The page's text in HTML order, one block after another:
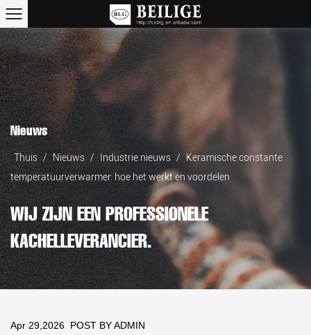
Nieuws
Thuis / Nieuws / Industrie nieuws /
Keramische constante
temperatuurverwarmer: hoe het werkt en voordelen
WIJ ZIJN EEN PROFESSIONELE
KACHELLEVERANCIER.
Apr 29,2026 POST BY ADMIN